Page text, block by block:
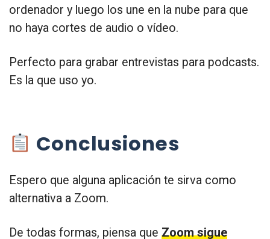
ordenador y luego los une en la nube para que
no haya cortes de audio o vídeo.
Perfecto para grabar entrevistas para podcasts.
Es la que uso yo.
Conclusiones
Espero que alguna aplicación te sirva como
alternativa a Zoom.
De todas formas, piensa que Zoom sigue